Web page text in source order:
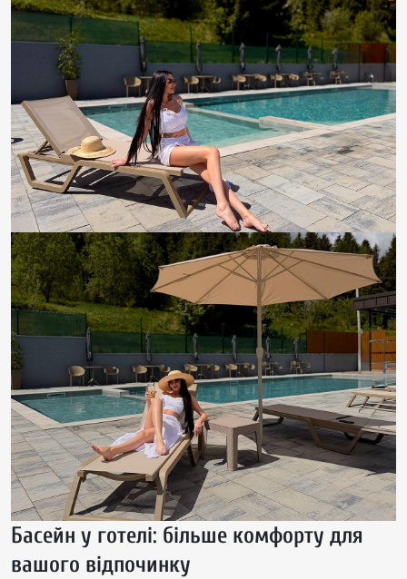
Басейн у готелі: більше комфорту для
вашого відпочинку